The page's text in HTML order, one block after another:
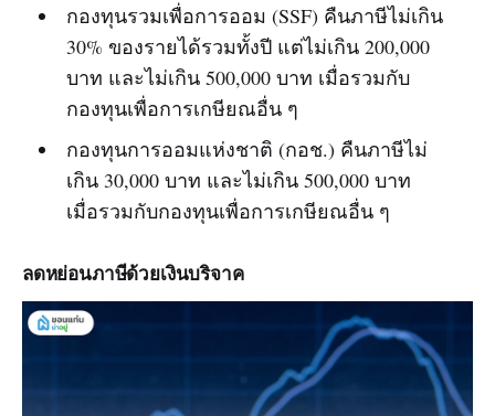
กองทุนรวมเพื่อการออม (SSF) คืนภาษีไม่เกิน
30% ของรายได้รวมทั้งปี แต่ไม่เกิน 200,000
บาท และไม่เกิน 500,000 บาท เมื่อรวมกับ
กองทุนเพื่อการเกษียณอื่น ๆ
กองทุนการออมแห่งชาติ (กอช.) คืนภาษีไม่
เกิน 30,000 บาท และไม่เกิน 500,000 บาท
เมื่อรวมกับกองทุนเพื่อการเกษียณอื่น ๆ
ลดหย่อนภาษีด้วยเงินบริจาค